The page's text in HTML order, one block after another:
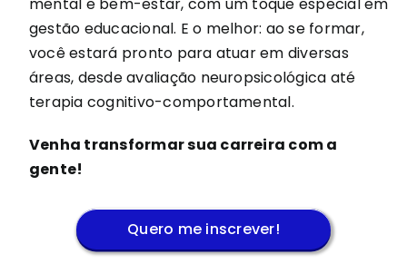
gestão educacional. E o melhor: ao se formar,
você estará pronto para atuar em diversas
áreas, desde avaliação neuropsicológica até
terapia cognitivo-comportamental.
Venha transformar sua carreira com a
gente!
Quero me inscrever!